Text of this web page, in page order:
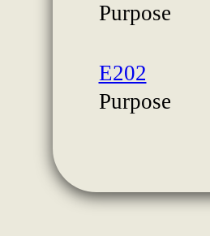
Purpose
E202
Purpose